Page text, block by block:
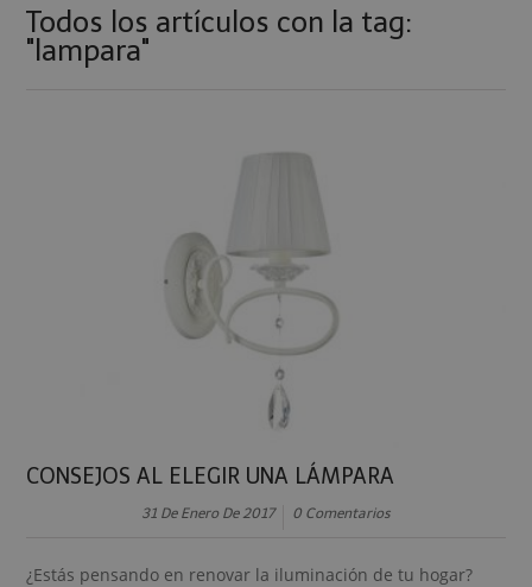
Todos los artículos con la tag:
"lampara"
CONSEJOS AL ELEGIR UNA LÁMPARA
31 De Enero De 2017 0 Comentarios
¿Estás pensando en renovar la iluminación de tu hogar?